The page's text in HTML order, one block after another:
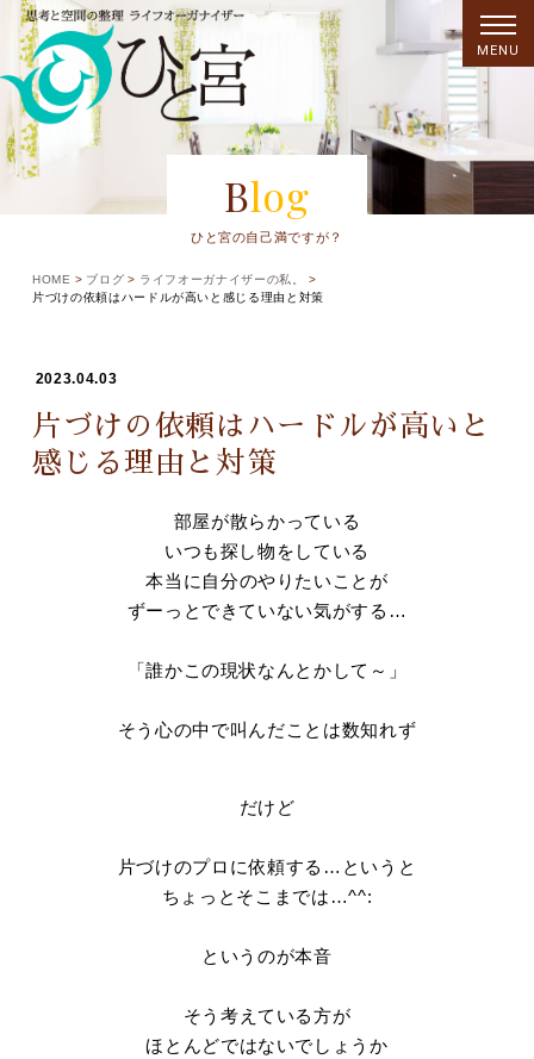
Blog
ひと宮の自己満ですが？
HOME ブログ
ライフオーガナイザーの私。
片づけの依頼はハードルが高いと感じる理由と対策
2023.04.03
片づけの依頼はハードルが高いと
感じる理由と対策
部屋が散らかっている
いつも探し物をしている
本当に自分のやりたいことが
ずーっとできていない気がする…
「誰かこの現状なんとかして～」
そう心の中で叫んだことは数知れず
だけど
片づけのプロに依頼する…というと
ちょっとそこまでは…^^:
というのが本音
そう考えている方が
ほとんどではないでしょうか
MENU